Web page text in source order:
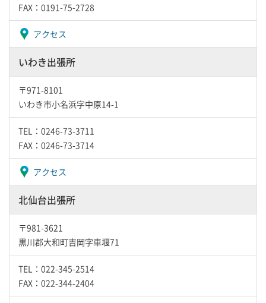
FAX：0191-75-2728
アクセス
いわき出張所
〒971-8101
いわき市小名浜字中原14-1
TEL：0246-73-3711
FAX：0246-73-3714
アクセス
北仙台出張所
〒981-3621
黒川郡大和町吉岡字車堰71
TEL：022-345-2514
FAX：022-344-2404